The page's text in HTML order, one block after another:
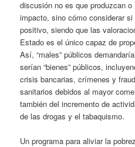
discusión no es que produzcan
impacto, sino cómo considerar
positivo, siendo que las
Estado es el único capaz de
Así, “males” públicos
serían “bienes” públicos,
crisis bancarias, crímenes y
sanitarios debidos al mayor
también del incremento de
de las drogas y el tabaquismo.
Un programa para aliviar la